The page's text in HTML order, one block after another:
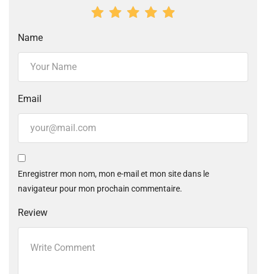
Name
Email
Enregistrer mon nom, mon e-mail et mon site dans le
navigateur pour mon prochain commentaire.
Review